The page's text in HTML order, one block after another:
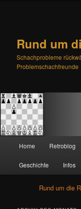
Rund um
Schachprobleme
Problemschachfreunde
Zum
primären
Inhalt
Zum
sekundären
Inhalt
Home Retroblog
Geschichte Infos
Rund um die